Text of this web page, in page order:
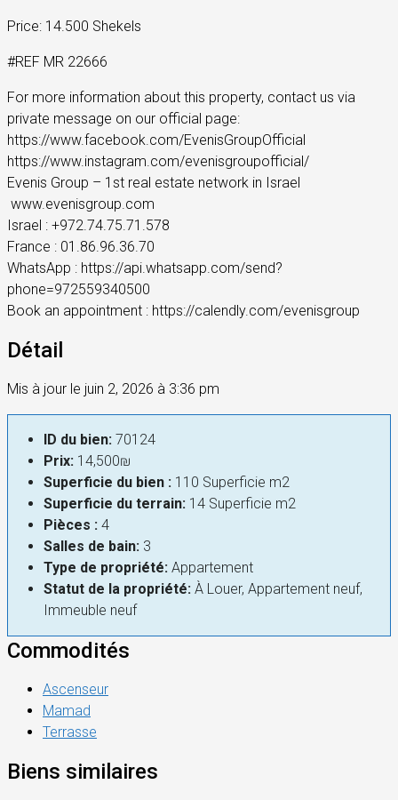
Price: 14.500 Shekels
#REF MR 22666
For more information about this property, contact us via
private message on our official page:
https://www.facebook.com/EvenisGroupOfficial
https://www.instagram.com/evenisgroupofficial/
Evenis Group – 1st real estate network in Israel
️ www.evenisgroup.com
Israel : +972.74.75.71.578
France : 01.86.96.36.70
WhatsApp : https://api.whatsapp.com/send?
phone=972559340500
Book an appointment : https://calendly.com/evenisgroup
Détail
Mis à jour le juin 2, 2026 à 3:36 pm
ID du bien: 70124
Prix: 14,500₪
Superficie du bien : 110 Superficie m2
Superficie du terrain: 14 Superficie m2
Pièces : 4
Salles de bain: 3
Type de propriété: Appartement
Statut de la propriété: À Louer, Appartement neuf,
Immeuble neuf
Commodités
Ascenseur
Mamad
Terrasse
Biens similaires